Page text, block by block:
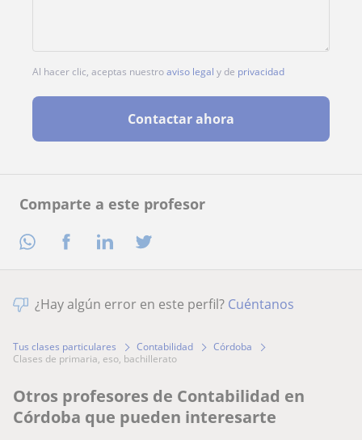
Comparte a este profesor
Al hacer clic, aceptas nuestroaviso legal y de privacidad
Contactar ahora
¿Hay algún error en este perfil? Cuéntanos
Tus clases particulares Contabilidad
Córdoba
clases de primaria, eso, bachillerato
Otros profesores de Contabilidad en
Córdoba que pueden interesarte